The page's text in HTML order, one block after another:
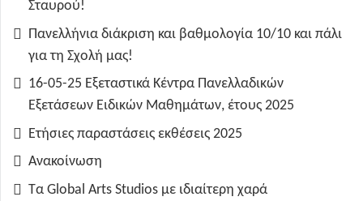
Σταυρού!
Πανελλήνια διάκριση και βαθμολογία 10/10 και πάλι
για τη Σχολή μας!
16-05-25 Εξεταστικά Κέντρα Πανελλαδικών
Εξετάσεων Ειδικών Μαθημάτων, έτους 2025
Ετήσιες παραστάσεις εκθέσεις 2025
Ανακοίνωση
Τα Global Arts Studios με ιδιαίτερη χαρά